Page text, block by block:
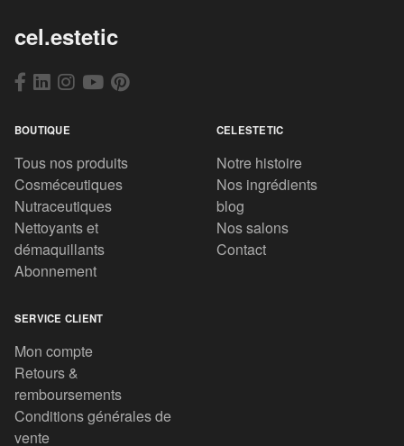
cel.estetic
BOUTIQUE
Tous nos produits
Cosméceutiques
Nutraceutiques
Nettoyants et
démaquillants
Abonnement
CELESTETIC
Notre histoire
Nos ingrédients
blog
Nos salons
Contact
SERVICE CLIENT
Mon compte
Retours &
remboursements
Conditions générales de
vente